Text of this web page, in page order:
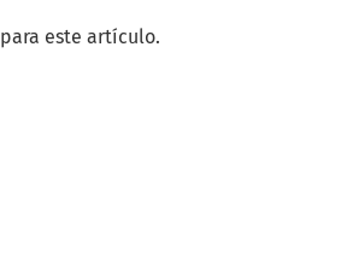
para este artículo.